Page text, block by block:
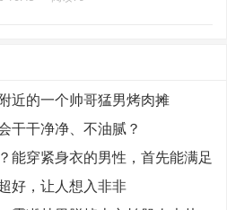
近的一个帅哥猛男烤肉摊
干干净净、不油腻？
能穿紧身衣的男性，首先能满足
好，让人想入非非